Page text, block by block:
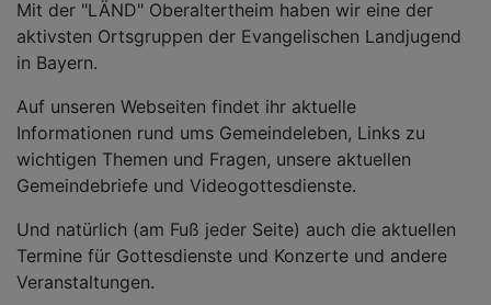
Mit der "LÄND" Oberaltertheim haben wir eine der
aktivsten Ortsgruppen der Evangelischen Landjugend
in Bayern.
Auf unseren Webseiten findet ihr aktuelle
Informationen rund ums Gemeindeleben, Links zu
wichtigen Themen und Fragen, unsere aktuellen
Gemeindebriefe und Videogottesdienste.
Und natürlich (am Fuß jeder Seite) auch die aktuellen
Termine für Gottesdienste und Konzerte und andere
Veranstaltungen.